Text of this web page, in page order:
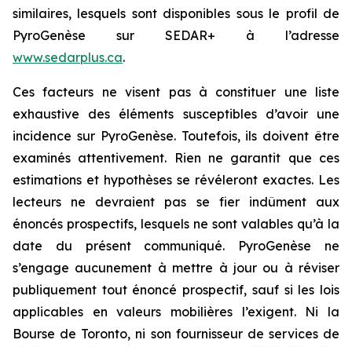
similaires, lesquels sont disponibles sous le profil de
PyroGenèse sur SEDAR+ à l’adresse
www.sedarplus.ca.
Ces facteurs ne visent pas à constituer une liste
exhaustive des éléments susceptibles d’avoir une
incidence sur PyroGenèse. Toutefois, ils doivent être
examinés attentivement. Rien ne garantit que ces
estimations et hypothèses se révéleront exactes. Les
lecteurs ne devraient pas se fier indûment aux
énoncés prospectifs, lesquels ne sont valables qu’à la
date du présent communiqué. PyroGenèse ne
s’engage aucunement à mettre à jour ou à réviser
publiquement tout énoncé prospectif, sauf si les lois
applicables en valeurs mobilières l’exigent. Ni la
Bourse de Toronto, ni son fournisseur de services de